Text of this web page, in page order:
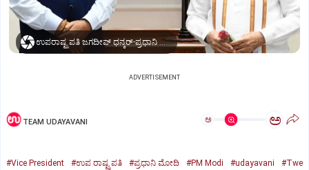
ಉಪರಾಷ್ಟ್ರಪತಿ ಜಗದೀಪ್‌ ಧನ್ಕರ್-ಪ್ರಧಾನಿ ಮೋದಿ
ADVERTISEMENT
TEAM UDAYAVANI ಅ ಅ
#Vice President #ಉಪ ರಾಷ್ಟ್ರಪತಿ #ಪ್ರಧಾನಿ ಮೋದಿ #PM Modi #udayavani
#Twe